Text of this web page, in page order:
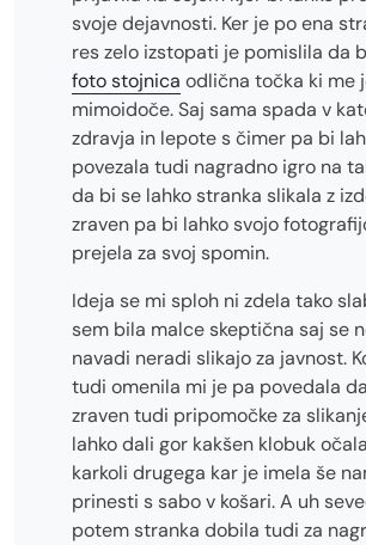
svoje dejavnosti. Ker je po ena
res zelo izstopati je pomislila da
foto stojnica odlična točka ki me
mimoidoče. Saj sama spada v
zdravja in lepote s čimer pa bi
povezala tudi nagradno igro na
da bi se lahko stranka slikala z
zraven pa bi lahko svojo
prejela za svoj spomin.
Ideja se mi sploh ni zdela tako
sem bila malce skeptična saj se
navadi neradi slikajo za javnost.
tudi omenila mi je pa povedala
zraven tudi pripomočke za
lahko dali gor kakšen klobuk
karkoli drugega kar je imela še
prinesti s sabo v košari. A uh
potem stranka dobila tudi za